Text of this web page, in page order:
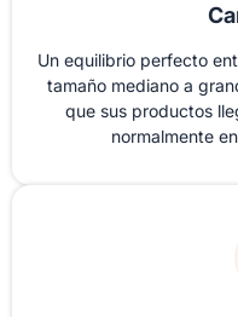
Un equilibrio perfecto
tamaño mediano a
que sus productos
normalmente